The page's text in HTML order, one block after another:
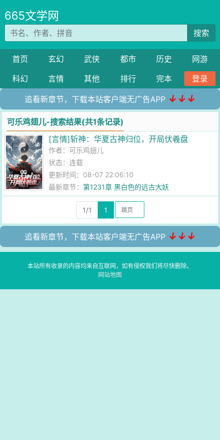
665文学网
搜索
首页 玄幻 武侠 都市 历史
网游
科幻
言情 其他 排行 完本 登录
追看新章节，下载本站客户端无广告APP ↓↓↓
可乐鸡翅儿-搜索结果(共1条记录)
[言情]斩神：华夏古神归位，开局伏羲盘
作者： 可乐鸡翅儿
状态：连载
更新时间：08-07 22:06:10
最新章节：第1231章 黑白色的远古大妖
1/1 1
追看新章节，下载本站客户端无广告APP ↓↓↓
本站所有收录的内容均来自互联网，如有侵权我们将尽快删除。
网站地图